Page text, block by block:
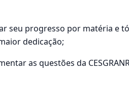
seu progresso por matéria e
dedicação;
as questões da